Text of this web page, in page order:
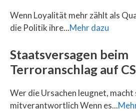
Wenn Loyalität mehr zählt als
die Politik ihre...Mehr dazu
Staatsversagen beim
Terroranschlag auf
Wer die Ursachen leugnet, macht
mitverantwortlich Wenn es...